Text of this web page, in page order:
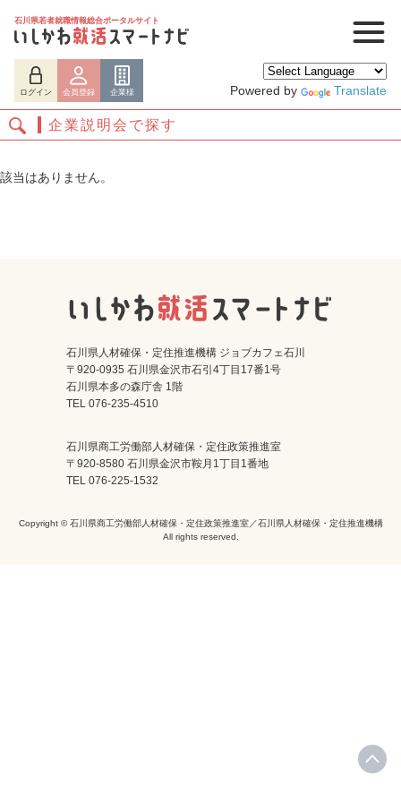
石川県若者就職情報総合ポータルサイト
ログイン 会員登録 企業様 Powered by Translate
ログイン 会員登録
企業説明会で探す
該当はありません。
石川県人材確保・定住推進機構 ジョブカフェ石川
〒920-0935 石川県金沢市石引4丁目17番1号
石川県本多の森庁舎 1階
TEL 076-235-4510
石川県商工労働部人材確保・定住政策推進室
〒920-8580 石川県金沢市鞍月1丁目1番地
TEL 076-225-1532
Copyright © 石川県商工労働部人材確保・定住政策推進室／石川県人材確保・定住推進機構
All rights reserved.